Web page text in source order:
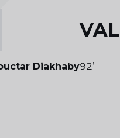
VAL
92’
Diakhaby